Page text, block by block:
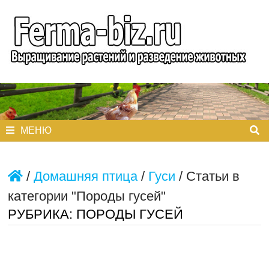
содержимому
МЕНЮ
/ Домашняя птица/ Гуси / Статьи в
категории "Породы гусей"
РУБРИКА: ПОРОДЫ ГУСЕЙ